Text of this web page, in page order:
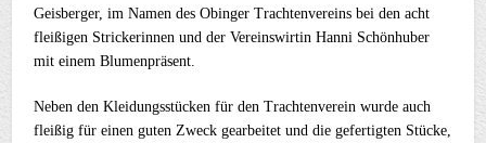
Geisberger, im Namen des Obinger Trachtenvereins bei den acht
fleißigen Strickerinnen und der Vereinswirtin Hanni Schönhuber
mit einem Blumenpräsent.
Neben den Kleidungsstücken für den Trachtenverein wurde auch
fleißig für einen guten Zweck gearbeitet und die gefertigten Stücke,